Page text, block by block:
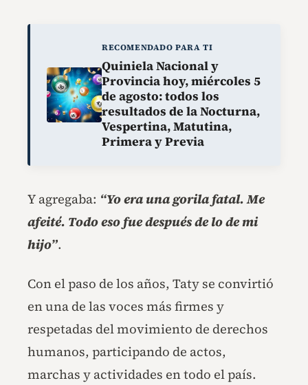
RECOMENDADO PARA TI
Quiniela Nacional y
Provincia hoy, miércoles 5
de agosto: todos los
resultados de la Nocturna,
Vespertina, Matutina,
Primera y Previa
Y agregaba: “Yo era una gorila fatal. Me
afeité. Todo eso fue después de lo de mi
hijo”.
Con el paso de los años, Taty se convirtió
en una de las voces más firmes y
respetadas del movimiento de derechos
humanos, participando de actos,
marchas y actividades en todo el país.